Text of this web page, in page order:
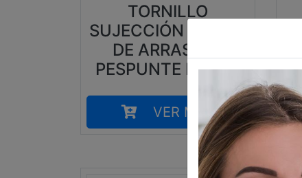
TORNILLO
SUJECCIÓN DIENTE
DE ARRASTRE
PESPUNTE RECTO
VER MÁS